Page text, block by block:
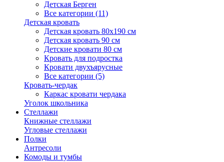
Детская Берген
Все категории (11)
Детская кровать
Детская кровать 80х190 см
Детская кровать 90 см
Детские кровати 80 см
Кровать для подростка
Кровати двухъярусные
Все категории (5)
Кровать-чердак
Каркас кровати чердака
Уголок школьника
Стеллажи
Книжные стеллажи
Угловые стеллажи
Полки
Антресоли
Комоды и тумбы